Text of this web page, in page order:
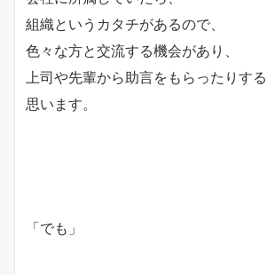
組織というカタチがあるので、
色々な方と交流する機会があり、
上司や先輩から助言をもらったりす
思います。
「でも」